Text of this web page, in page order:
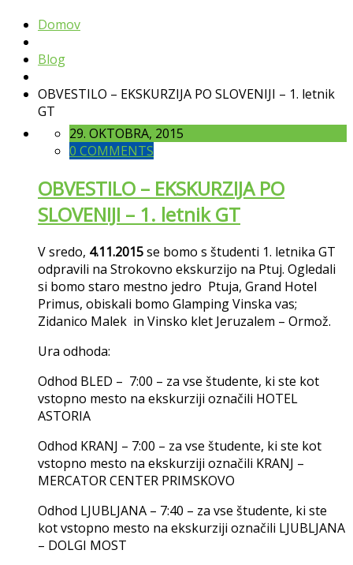
Domov
Blog
OBVESTILO – EKSKURZIJA PO SLOVENIJI – 1. letnik
GT
29. OKTOBRA, 2015
0 COMMENTS
OBVESTILO – EKSKURZIJA PO
SLOVENIJI – 1. letnik GT
V sredo, 4.11.2015se bomo s študenti 1. letnika GT
odpravili na Strokovno ekskurzijo na Ptuj. Ogledali
si bomo staro mestno jedro Ptuja, Grand Hotel
Primus, obiskali bomo Glamping Vinska vas;
Zidanico Malek in Vinsko klet Jeruzalem – Ormož.
Ura odhoda:
Odhod BLED – 7:00 – za vse študente, ki ste kot
vstopno mesto na ekskurziji označili HOTEL
ASTORIA
Odhod KRANJ – 7:00 – za vse študente, ki ste kot
vstopno mesto na ekskurziji označili KRANJ –
MERCATOR CENTER PRIMSKOVO
Odhod LJUBLJANA – 7:40 – za vse študente, ki ste
kot vstopno mesto na ekskurziji označili LJUBLJANA
– DOLGI MOST